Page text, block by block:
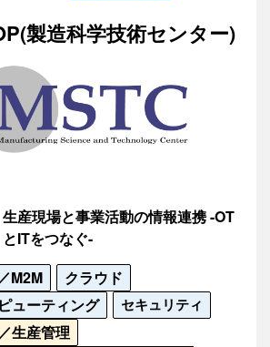
命・産業IoTイニシアティブ協議会
国内委員会事務局
高田馬場1-31-18
タービル12階
製造科学技術センター)
生産現場と事業活動の情報連携 -OT
とITをつなぐ-
M2M
クラウド
ューティング
セキュリティ
生産管理